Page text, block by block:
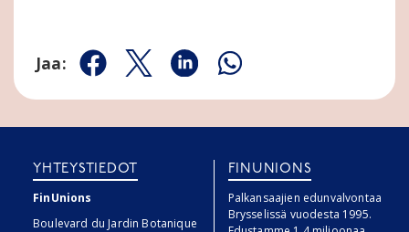
Jaa: Jaa Facebookissa
Jaa Twitterissä
Jaa Linkedinissä
Jaa Whatsappissa
YHTEYSTIEDOT
FinUnions
Boulevard du Jardin Botanique
FINUNIONS
Palkansaajien edunvalvontaa
Brysselissä vuodesta 1995.